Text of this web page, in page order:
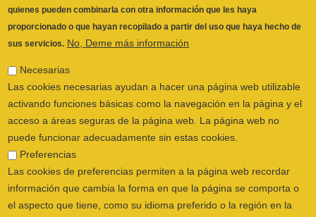
quienes pueden combinarla con otra información que les haya
proporcionado o que hayan recopilado a partir del uso que haya hecho de
sus servicios. No, Deme más información
Necesarias
Las cookies necesarias ayudan a hacer una página web utilizable
activando funciones básicas como la navegación en la página y el
acceso a áreas seguras de la página web. La página web no
puede funcionar adecuadamente sin estas cookies.
Preferencias
Las cookies de preferencias permiten a la página web recordar
información que cambia la forma en que la página se comporta o
el aspecto que tiene, como su idioma preferido o la región en la